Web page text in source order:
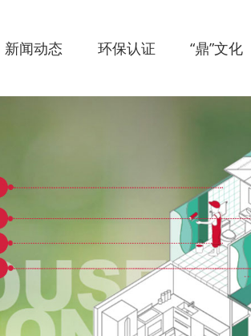
新闻动态 环保认证 “鼎”文化